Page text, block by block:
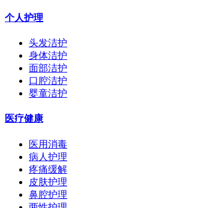
个人护理
头发洁护
身体洁护
面部洁护
口腔洁护
婴童洁护
医疗健康
医用消毒
病人护理
疼痛缓解
皮肤护理
鼻腔护理